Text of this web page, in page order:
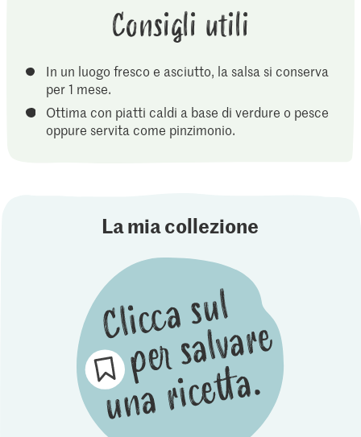
Consigli utili
In un luogo fresco e asciutto, la salsa si conserva
per 1 mese.
Ottima con piatti caldi a base di verdure o pesce
oppure servita come pinzimonio.
La mia collezione